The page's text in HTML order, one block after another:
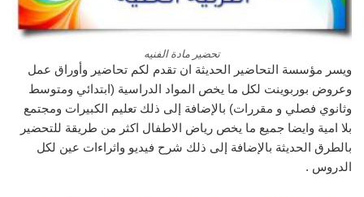
تحضير مادة الفنيه
ويسر مؤسسة التحاضير الحديثة ان تقدم لكم تحاضير وأوراق عمل
وعروض بوربوينت لكل ما يخص المواد الدراسية (ابتدائي ومتوسط
وثانوي فصلي و مقررات) بالإضافة إلى ذلك تعليم الكبيرات ومجتمع
بلا امية وايضا جميع ما يخص رياض الاطفال اكثر من طريقة للتحضير
بالطرق الحديثة بالإضافة إلى ذلك شرح فيديو واثراءات عين لكل
الدروس .